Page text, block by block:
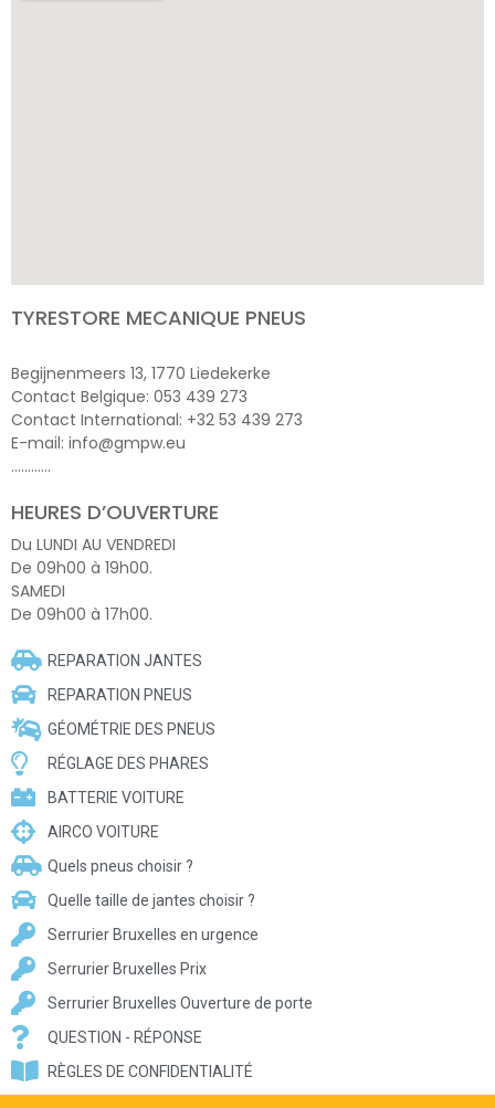
TYRESTORE MECANIQUE PNEUS
Begijnenmeers 13, 1770 Liedekerke
Contact Belgique: 053 439 273
Contact International: +32 53 439 273
E-mail: info@gmpw.eu
…………
HEURES D’OUVERTURE
Du LUNDI AU VENDREDI
De 09h00 à 19h00.
SAMEDI
De 09h00 à 17h00.
REPARATION JANTES
REPARATION PNEUS
GÉOMÉTRIE DES PNEUS
RÉGLAGE DES PHARES
BATTERIE VOITURE
AIRCO VOITURE
Quels pneus choisir ?
Quelle taille de jantes choisir ?
Serrurier Bruxelles en urgence
Serrurier Bruxelles Prix
Serrurier Bruxelles Ouverture de porte
QUESTION - RÉPONSE
RÈGLES DE CONFIDENTIALITÉ